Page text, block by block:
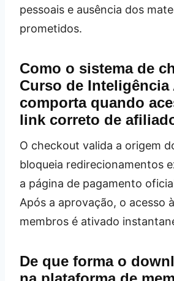
pessoais e ausência dos
prometidos.
Como o sistema de
Curso de
comporta quando
link correto de
O checkout valida a origem
bloqueia redirecionamentos
a página de pagamento
Após a aprovação, o acesso
membros é ativado
De que forma o